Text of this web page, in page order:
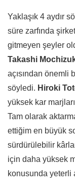
Yaklaşık 4 aydır
süre zarfında
gitmeyen şeyler
Takashi
açısından önemli
söyledi. Hiroki
yüksek kar
Tam olarak
ettiğim en büyük
sürdürülebilir
için daha yüksek
konusunda yeterli